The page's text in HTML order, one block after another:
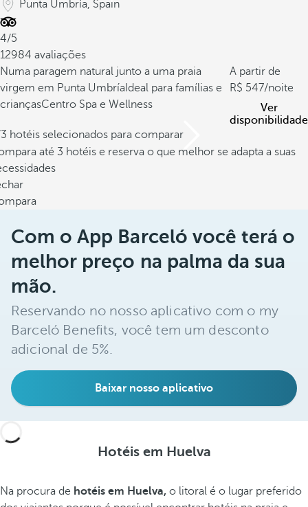
Punta Umbría, Spain
4/5
12984 avaliações
Numa paragem natural junto a uma praia
virgem em Punta Umbría Ideal para famílias e
criançasCentro Spa e Wellness
A partir de
547/noite
Ver
disponibilidade
hotéis selecionados para comparar
até 3 hotéis e reserva o que melhor se adapta a suas
Com o App Barceló você terá o
melhor preço na palma da sua
mão.
Reservando no nosso aplicativo com o my
Barceló Benefits, você tem um desconto
adicional de 5%.
Baixar nosso aplicativo
Hotéis em Huelva
Na procura de hotéis em Huelva, o litoral é o lugar preferido